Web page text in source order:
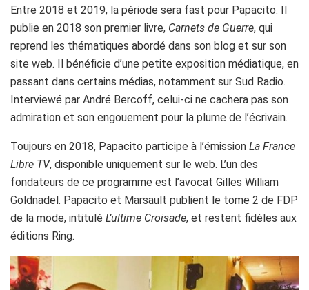
Entre 2018 et 2019, la période sera fast pour Papacito. Il
publie en 2018 son premier livre, Carnets de Guerre, qui
reprend les thématiques abordé dans son blog et sur son
site web. Il bénéficie d’une petite exposition médiatique, en
passant dans certains médias, notamment sur Sud Radio.
Interviewé par André Bercoff, celui-ci ne cachera pas son
admiration et son engouement pour la plume de l’écrivain.
Toujours en 2018, Papacito participe à l’émission La France
Libre TV, disponible uniquement sur le web. L’un des
fondateurs de ce programme est l’avocat Gilles William
Goldnadel. Papacito et Marsault publient le tome 2 de FDP
de la mode, intitulé L’ultime Croisade, et restent fidèles aux
éditions Ring.